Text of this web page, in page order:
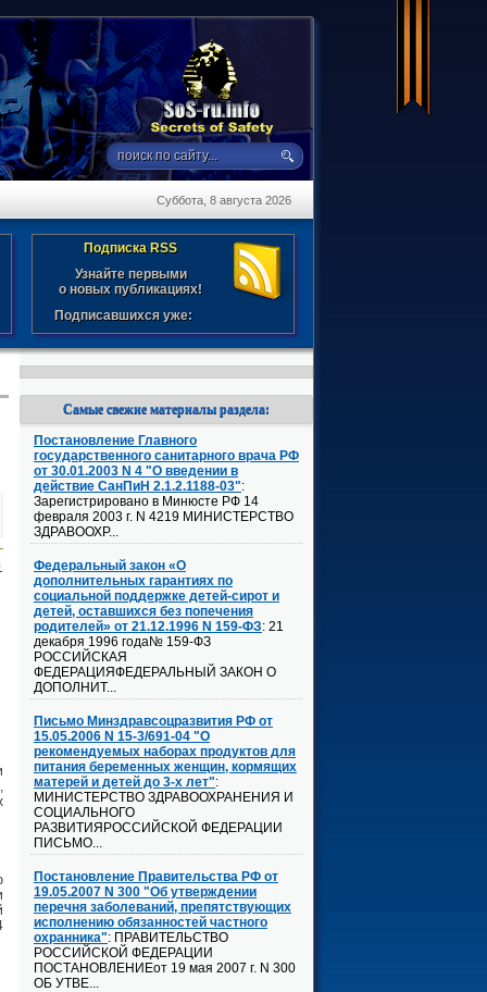
Подписка RSS
Узнайте первыми
о новых публикациях!
Подписавшихся уже:
Самые свежие материалы раздела:
Постановление Главного
государственного санитарного врача РФ
от 30.01.2003 N 4 "О введении в
действие СанПиН 2.1.2.1188-03":
Зарегистрировано в Минюсте РФ 14
февраля 2003 г. N 4219 МИНИСТЕРСТВО
ЗДРАВООХР...
Федеральный закон «О
дополнительных гарантиях по
социальной поддержке детей-сирот и
детей, оставшихся без попечения
родителей» от 21.12.1996 N 159-ФЗ: 21
декабря 1996 года№ 159-ФЗ
РОССИЙСКАЯ
ФЕДЕРАЦИЯФЕДЕРАЛЬНЫЙ ЗАКОН О
ДОПОЛНИТ...
Письмо Минздравсоцразвития РФ от
15.05.2006 N 15-3/691-04 "О
рекомендуемых наборах продуктов для
питания беременных женщин, кормящих
матерей и детей до 3-х лет":
МИНИСТЕРСТВО ЗДРАВООХРАНЕНИЯ И
СОЦИАЛЬНОГО
РАЗВИТИЯРОССИЙСКОЙ ФЕДЕРАЦИИ
ПИСЬМО...
Постановление Правительства РФ от
19.05.2007 N 300 "Об утверждении
перечня заболеваний, препятствующих
исполнению обязанностей частного
охранника": ПРАВИТЕЛЬСТВО
РОССИЙСКОЙ ФЕДЕРАЦИИ
ПОСТАНОВЛЕНИЕот 19 мая 2007 г. N 300
ОБ УТВЕ...
Суббота, 8 августа 2026